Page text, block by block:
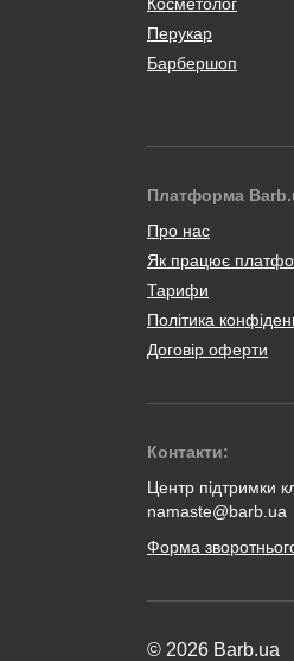
Перукар
Барбершоп
Платформа
Про нас
Як працює
Тарифи
Політика
Договір оферти
Контакти:
Центр підтримки
namaste@barb.ua
Форма
© 2026 Barb.ua